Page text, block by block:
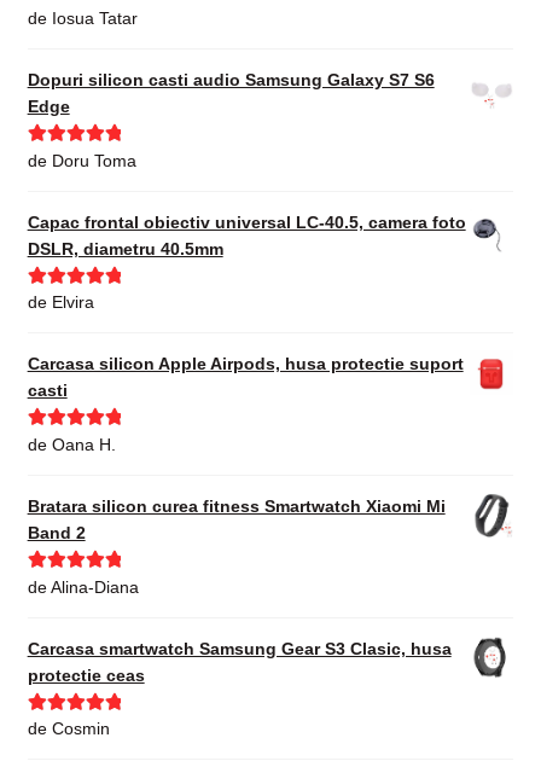
Evaluat la5
de Iosua Tatar
Dopuri silicon casti audio Samsung Galaxy S7 S6
Edge
Evaluat la5
de Doru Toma
Capac frontal obiectiv universal LC-40.5, camera foto
DSLR, diametru 40.5mm
Evaluat la
de Elvira
Carcasa silicon Apple Airpods, husa protectie suport
casti
Evaluat la5
de Oana H.
Bratara silicon curea fitness Smartwatch Xiaomi Mi
Band 2
Evaluat la5
de Alina-Diana
Carcasa smartwatch Samsung Gear S3 Clasic, husa
protectie ceas
Evaluat la5
de Cosmin